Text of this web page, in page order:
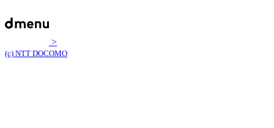
>
(c) NTT DOCOMO